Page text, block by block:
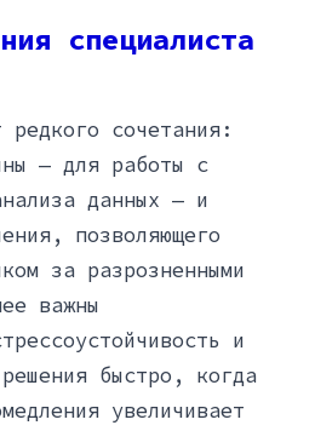
специалиста
редкого сочетания:
— для работы с
данных — и
позволяющего
за разрозненными
важны
и
быстро, когда
увеличивает